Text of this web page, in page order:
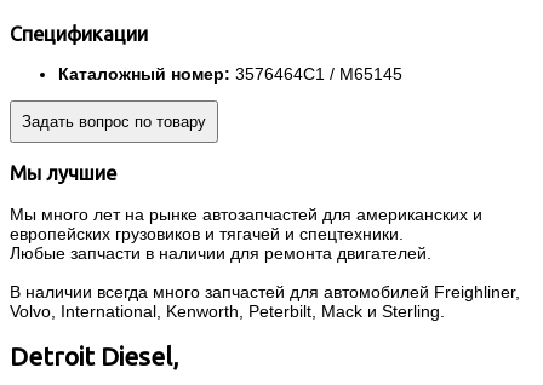
Спецификации
Каталожный номер: 3576464C1 / M65145
Задать вопрос по товару
Мы лучшие
Мы много лет на рынке автозапчастей для американских и
европейских грузовиков и тягачей и спецтехники.
Любые запчасти в наличии для ремонта двигателей.
В наличии всегда много запчастей для автомобилей Freighliner,
Volvo, International, Kenworth, Peterbilt, Mack и Sterling.
Detroit Diesel,